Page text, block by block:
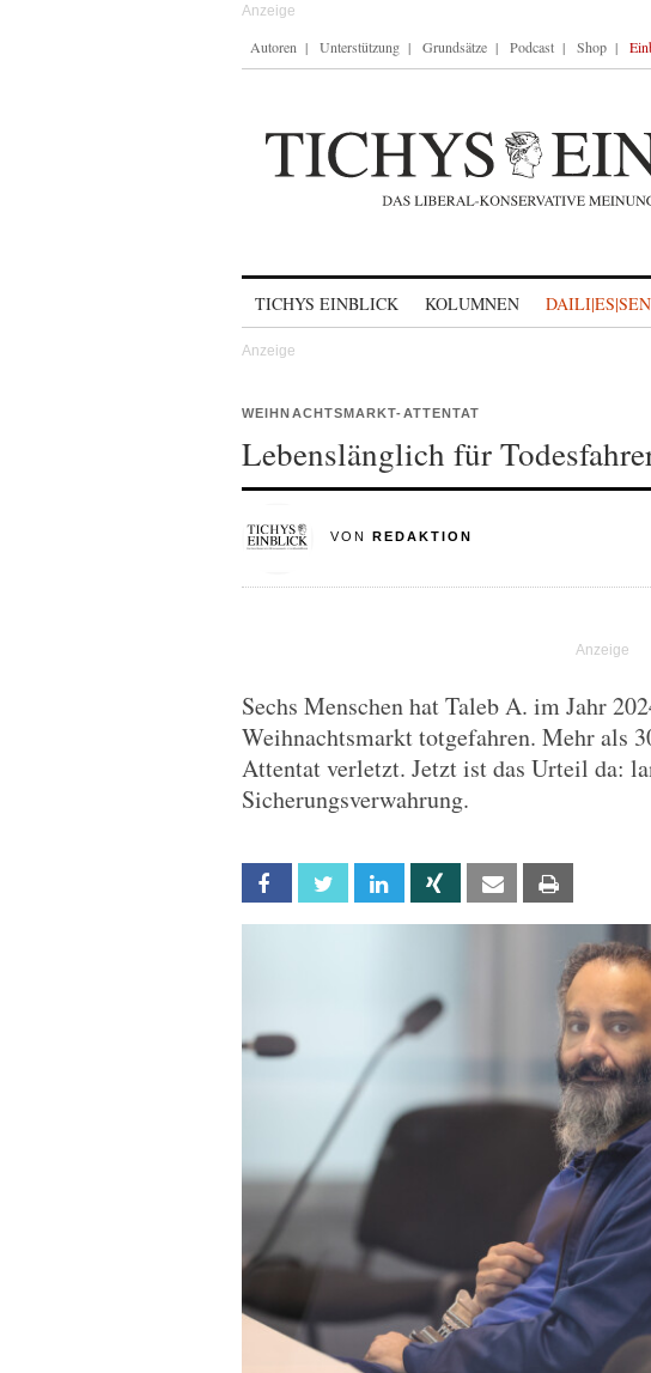
Autoren Unterstützung Grundsätze Podcast Shop
TICHYS EINBLICK KOLUMNEN
WEIHNACHTSMARKT-ATTENTAT
Lebenslänglich für
VON REDAKTION
Sechs Menschen hat Taleb A. im Jahr
Weihnachtsmarkt totgefahren. Mehr als
Attentat verletzt. Jetzt ist das Urteil da:
Sicherungsverwahrung.
Facebook Twitter Linkedin Xing Email